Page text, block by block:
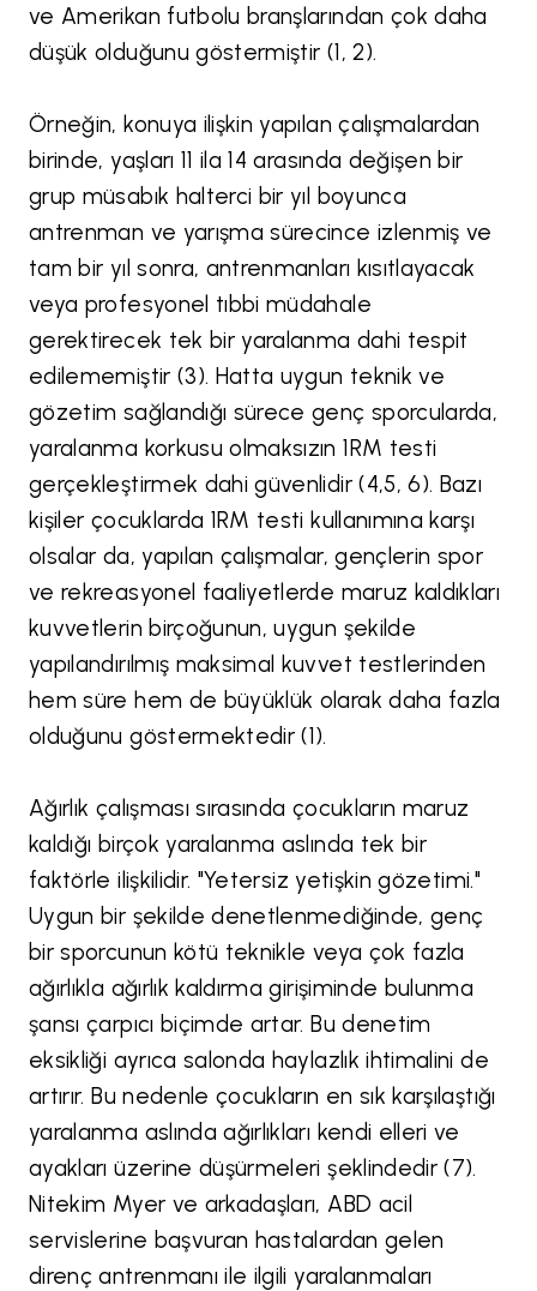
ve Amerikan futbolu branşlarından çok daha
düşük olduğunu göstermiştir (1, 2).
Örneğin, konuya ilişkin yapılan çalışmalardan
birinde, yaşları 11 ila 14 arasında değişen bir
grup müsabık halterci bir yıl boyunca
antrenman ve yarışma sürecince izlenmiş ve
tam bir yıl sonra, antrenmanları kısıtlayacak
veya profesyonel tıbbi müdahale
gerektirecek tek bir yaralanma dahi tespit
edilememiştir (3). Hatta uygun teknik ve
gözetim sağlandığı sürece genç sporcularda,
yaralanma korkusu olmaksızın 1RM testi
gerçekleştirmek dahi güvenlidir (4,5, 6). Bazı
kişiler çocuklarda 1RM testi kullanımına karşı
olsalar da, yapılan çalışmalar, gençlerin spor
ve rekreasyonel faaliyetlerde maruz kaldıkları
kuvvetlerin birçoğunun, uygun şekilde
yapılandırılmış maksimal kuvvet testlerinden
hem süre hem de büyüklük olarak daha fazla
olduğunu göstermektedir (1).
Ağırlık çalışması sırasında çocukların maruz
kaldığı birçok yaralanma aslında tek bir
faktörle ilişkilidir. "Yetersiz yetişkin gözetimi."
Uygun bir şekilde denetlenmediğinde, genç
bir sporcunun kötü teknikle veya çok fazla
ağırlıkla ağırlık kaldırma girişiminde bulunma
şansı çarpıcı biçimde artar. Bu denetim
eksikliği ayrıca salonda haylazlık ihtimalini de
artırır. Bu nedenle çocukların en sık karşılaştığı
yaralanma aslında ağırlıkları kendi elleri ve
ayakları üzerine düşürmeleri şeklindedir (7).
Nitekim Myer ve arkadaşları, ABD acil
servislerine başvuran hastalardan gelen
direnç antrenmanı ile ilgili yaralanmaları